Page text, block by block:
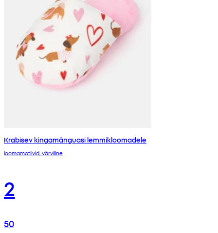
Krabisev kingamänguasi lemmikloomadele
loomamotiivid, värviline
2
50